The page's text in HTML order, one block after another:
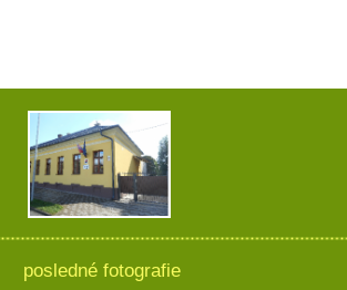
posledné fotografie